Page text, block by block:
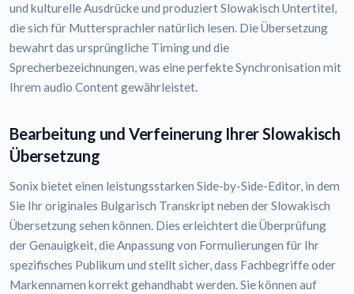
und kulturelle Ausdrücke und produziert Slowakisch Untertitel,
die sich für Muttersprachler natürlich lesen. Die Übersetzung
bewahrt das ursprüngliche Timing und die
Sprecherbezeichnungen, was eine perfekte Synchronisation mit
Ihrem audio Content gewährleistet.
Bearbeitung und Verfeinerung Ihrer Slowakisch
Übersetzung
Sonix bietet einen leistungsstarken Side-by-Side-Editor, in dem
Sie Ihr originales Bulgarisch Transkript neben der Slowakisch
Übersetzung sehen können. Dies erleichtert die Überprüfung
der Genauigkeit, die Anpassung von Formulierungen für Ihr
spezifisches Publikum und stellt sicher, dass Fachbegriffe oder
Markennamen korrekt gehandhabt werden. Sie können auf